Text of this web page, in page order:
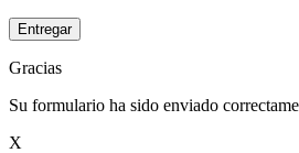
Entregar
Gracias
Su formulario ha sido enviado
X